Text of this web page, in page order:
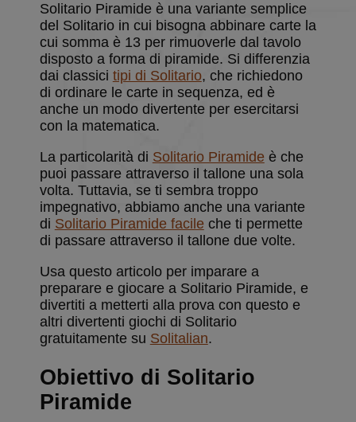
Solitario Piramide è una variante semplice
del Solitario in cui bisogna abbinare carte la
cui somma è 13 per rimuoverle dal tavolo
disposto a forma di piramide. Si differenzia
dai classici tipi di Solitario, che richiedono
di ordinare le carte in sequenza, ed è
anche un modo divertente per esercitarsi
con la matematica.
La particolarità di Solitario Piramide è che
puoi passare attraverso il tallone una sola
volta. Tuttavia, se ti sembra troppo
impegnativo, abbiamo anche una variante
di Solitario Piramide facile che ti permette
di passare attraverso il tallone due volte.
Usa questo articolo per imparare a
preparare e giocare a Solitario Piramide, e
divertiti a metterti alla prova con questo e
altri divertenti giochi di Solitario
gratuitamente su Solitalian.
Obiettivo di Solitario
Piramide